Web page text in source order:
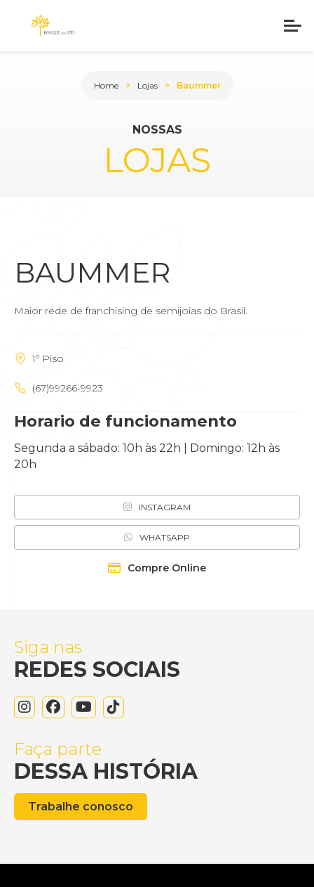
NOSSAS
LOJAS
Home Lojas Baummer
BAUMMER
Maior rede de franchising de semijoias do Brasil.
1º Piso
(67)99266-9923
Horario de funcionamento
Segunda a sábado: 10h às 22h | Domingo: 12h às
20h
INSTAGRAM
WHATSAPP
Compre Online
Siga nas
REDES SOCIAIS
Faça parte
DESSA HISTÓRIA
Trabalhe conosco